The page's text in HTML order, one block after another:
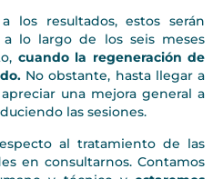
los resultados, estos serán
lo largo de los seis meses
cuando la regeneración de
No obstante, hasta llegar a
una mejora general a
las sesiones.
al tratamiento de las
en consultarnos. Contamos